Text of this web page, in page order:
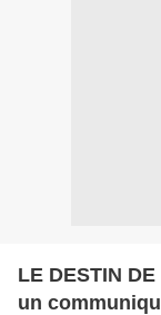
LE DESTIN
un